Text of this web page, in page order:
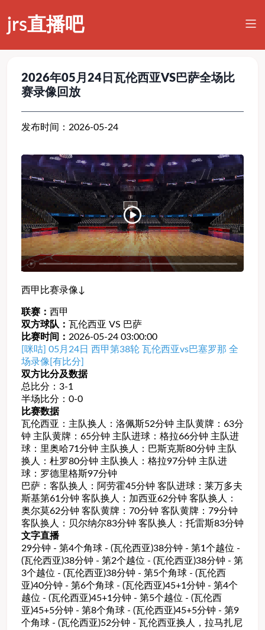
jrs直播吧
2026年05月24日瓦伦西亚VS巴萨全场比
赛录像回放
发布时间：2026-05-24
西甲比赛录像↓
联赛： 西甲
双方球队： 瓦伦西亚 VS 巴萨
比赛时间： 2026-05-24 03:00:00
[咪咕] 05月24日 西甲第38轮 瓦伦西亚vs巴塞罗那 全
场录像[有比分]
双方比分及数据
总比分：3-1
半场比分：0-0
比赛数据
瓦伦西亚：主队换人：洛佩斯52分钟 主队黄牌：63分
钟 主队黄牌：65分钟 主队进球：格拉66分钟 主队进
球：里奥哈71分钟 主队换人：巴斯克斯80分钟 主队
换人：杜罗80分钟 主队换人：格拉97分钟 主队进
球：罗德里格斯97分钟
巴萨：客队换人：阿劳霍45分钟 客队进球：莱万多夫
斯基第61分钟 客队换人：加西亚62分钟 客队换人：
奥尔莫62分钟 客队黄牌：70分钟 客队黄牌：79分钟
客队换人：贝尔纳尔83分钟 客队换人：托雷斯83分钟
文字直播
29分钟 - 第4个角球 - (瓦伦西亚)38分钟 - 第1个越位 -
(瓦伦西亚)38分钟 - 第2个越位 - (瓦伦西亚)38分钟 - 第
3个越位 - (瓦伦西亚)38分钟 - 第5个角球 - (瓦伦西
亚)40分钟 - 第6个角球 - (瓦伦西亚)45+1分钟 - 第4个
越位 - (瓦伦西亚)45+1分钟 - 第5个越位 - (瓦伦西
亚)45+5分钟 - 第8个角球 - (瓦伦西亚)45+5分钟 - 第9
个角球 - (瓦伦西亚)52分钟 - 瓦伦西亚换人，拉马扎尼